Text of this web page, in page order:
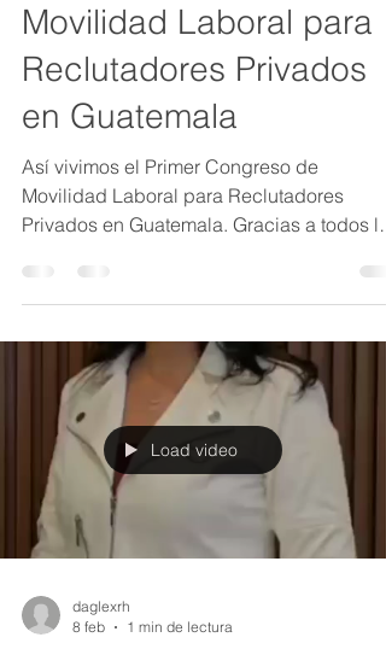
Movilidad Laboral para
Reclutadores Privados
en Guatemala
Así vivimos el Primer Congreso de
Movilidad Laboral para Reclutadores
Privados en Guatemala. Gracias a todos los
clic en la flecha de arriba para ver los
momentos destacados del video o echa un
vistazo a la galería de abajo
Load video
daglexrh
8 feb
1 min de lectura